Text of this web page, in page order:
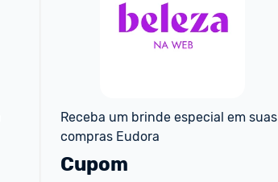
Receba um brinde especial em suas
compras Eudora
Cupom